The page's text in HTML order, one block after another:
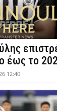
έως το
12:40